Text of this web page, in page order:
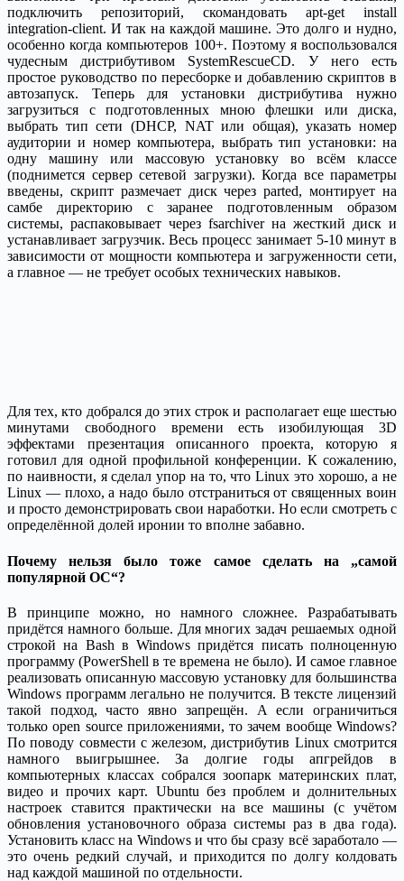
подключить репозиторий, скомандовать apt-get install
integration-client. И так на каждой машине. Это долго и нудно,
особенно когда компьютеров 100+. Поэтому я воспользовался
чудесным дистрибутивом SystemResсueCD. У него есть
простое руководство по пересборке и добавлению скриптов в
автозапуск. Теперь для установки дистрибутива нужно
загрузиться с подготовленных мною флешки или диска,
выбрать тип сети (DHCP, NAT или общая), указать номер
аудитории и номер компьютера, выбрать тип установки: на
одну машину или массовую установку во всём классе
(поднимется сервер сетевой загрузки). Когда все параметры
введены, скрипт размечает диск через parted, монтирует на
самбе директорию с заранее подготовленным образом
системы, распаковывает через fsarchiver на жесткий диск и
устанавливает загрузчик. Весь процесс занимает 5-10 минут в
зависимости от мощности компьютера и загруженности сети,
а главное — не требует особых технических навыков.
Для тех, кто добрался до этих строк и располагает еще шестью
минутами свободного времени есть изобилующая 3D
эффектами презентация описанного проекта, которую я
готовил для одной профильной конференции. К сожалению,
по наивности, я сделал упор на то, что Linux это хорошо, а не
Linux — плохо, а надо было отстраниться от священных воин
и просто демонстрировать свои наработки. Но если смотреть с
определённой долей иронии то вполне забавно.
Почему нельзя было тоже самое сделать на „самой
популярной ОС“?
В принципе можно, но намного сложнее. Разрабатывать
придётся намного больше. Для многих задач решаемых одной
строкой на Bash в Windows придётся писать полноценную
программу (PowerShell в те времена не было). И самое главное
реализовать описанную массовую установку для большинства
Windows программ легально не получится. В тексте лицензий
такой подход, часто явно запрещён. А если ограничиться
только open source приложениями, то зачем вообще Windows?
По поводу совмести с железом, дистрибутив Linux смотрится
намного выигрышнее. За долгие годы апгрейдов в
компьютерных классах собрался зоопарк материнских плат,
видео и прочих карт. Ubuntu без проблем и долнительных
настроек ставится практически на все машины (c учётом
обновления установочного образа системы раз в два года).
Установить класс на Windows и что бы сразу всё заработало —
это очень редкий случай, и приходится по долгу колдовать
над каждой машиной по отдельности.